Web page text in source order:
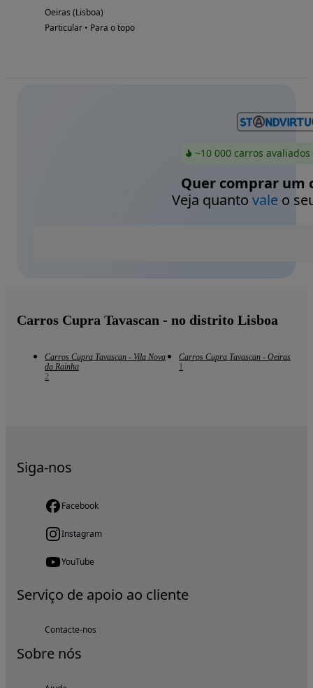
Oeiras (Lisboa)
Particular • Para o topo
~10 000 carros
Quer comprar um
Veja quanto valeo
Carros Cupra Tavascan - no distrito Lisboa
Carros Cupra Tavascan - Vila Nova
da Rainha
2
Carros Cupra Tavascan - Oeiras
1
Siga-nos
Facebook
Instagram
YouTube
Serviço de apoio ao cliente
Contacte-nos
Sobre nós